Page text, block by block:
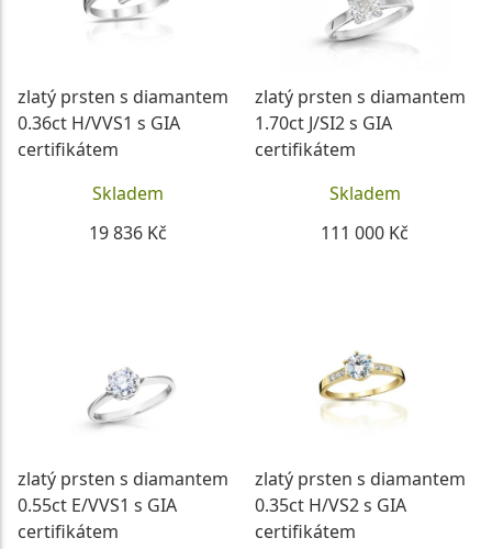
zlatý prsten s diamantem
0.36ct H/VVS1 s GIA
certifikátem
Skladem
19 836 Kč
zlatý prsten s diamantem
1.70ct J/SI2 s GIA
certifikátem
Skladem
111 000 Kč
zlatý prsten s diamantem
0.55ct E/VVS1 s GIA
certifikátem
zlatý prsten s diamantem
0.35ct H/VS2 s GIA
certifikátem